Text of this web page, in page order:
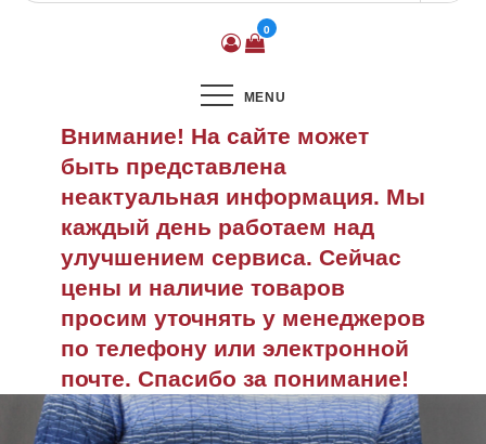
0
MENU
Внимание! На сайте может
быть представлена
неактуальная информация. Мы
каждый день работаем над
улучшением сервиса. Сейчас
цены и наличие товаров
просим уточнять у менеджеров
по телефону или электронной
почте. Спасибо за понимание!